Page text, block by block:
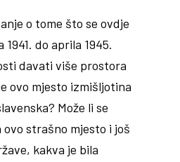
o tome što se ovdje
do aprila 1945.
davati više prostora
ovo mjesto izmišljotina
Može li se
strašno mjesto i još
kakva je bila